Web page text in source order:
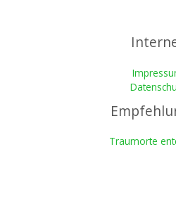
Traumorte